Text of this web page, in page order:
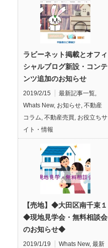
ラビーネット掲載とオフィ
シャルブログ新設・コンテ
ンツ追加のお知らせ
2019/2/15 最新記事一覧,
Whats New, お知らせ, 不動産
コラム, 不動産売買, お役立ちサ
イト・情報
【売地】◆大田区南千束１
◆現地見学会・無料相談会
のお知らせ◆
2019/1/19 Whats New, 最新